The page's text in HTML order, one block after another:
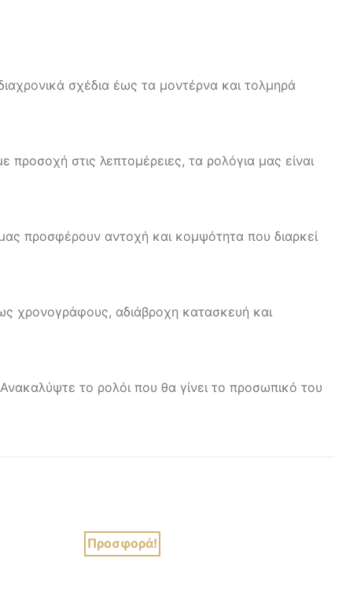
σχέδια έως τα μοντέρνα και τολμηρά
προσοχή στις λεπτομέρειες, τα ρολόγια μας είναι
προσφέρουν αντοχή και κομψότητα που διαρκεί
χρονογράφους, αδιάβροχη κατασκευή και
το ρολόι που θα γίνει το προσωπικό του
Προσφορά!